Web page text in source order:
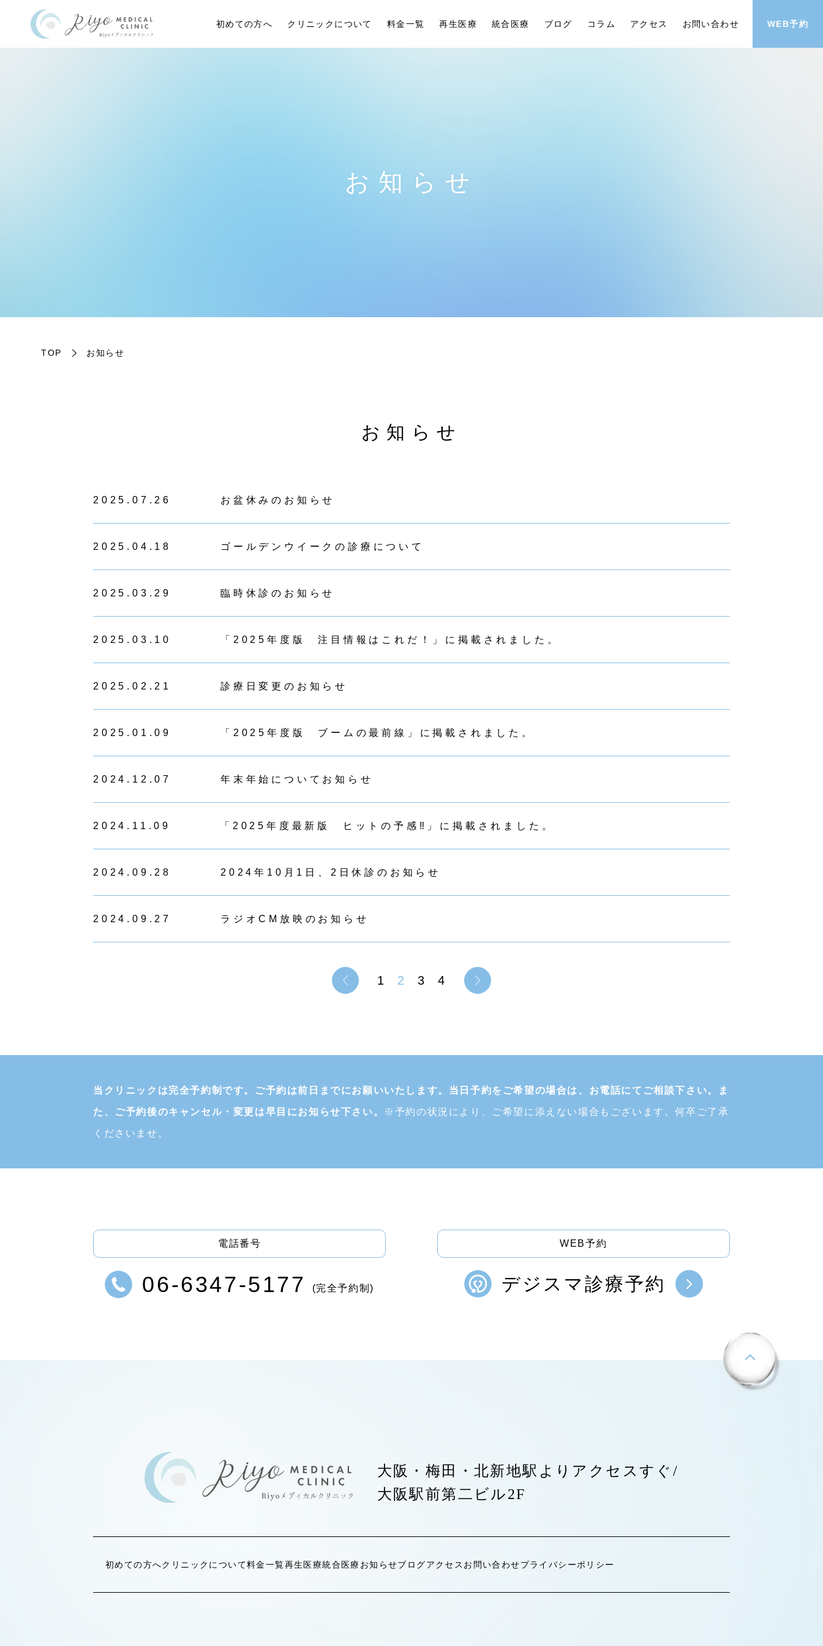
初めての方へ クリニックについて 料金一覧 再生医療 統合医療 ブログ コラム アクセス お問い合わせ WEB予約
お知らせ
TOP お知らせ
お知らせ
2025.07.26 お盆休みのお知らせ
2025.04.18 ゴールデンウイークの診療について
2025.03.29 臨時休診のお知らせ
2025.03.10 「2025年度版 注目情報はこれだ！」に掲載されました。
2025.02.21 診療日変更のお知らせ
2025.01.09 「2025年度版 ブームの最前線」に掲載されました。
2024.12.07 年末年始についてお知らせ
2024.11.09 「2025年度最新版 ヒットの予感‼」に掲載されました。
2024.09.28 2024年10月1日、2日休診のお知らせ
2024.09.27 ラジオCM放映のお知らせ
1 2 3 4
当クリニックは完全予約制です。 ご予約は前日までにお願いいたします。当日予約をご希望の場合は、お電話にてご相談下さい。ま
た、ご予約後のキャンセル・変更は早目にお知らせ下さい。 ※予約の状況により、ご希望に添えない場合もございます。何卒ご了承
くださいませ。
電話番号
06-6347-5177 (完全予約制)
WEB予約
デジスマ診療予約
大阪・梅田・北新地駅よりアクセスすぐ/
大阪駅前第二ビル2F
初めての方へクリニックについて料金一覧再生医療統合医療 お知らせブログアクセス お問い合わせプライバシーポリシー